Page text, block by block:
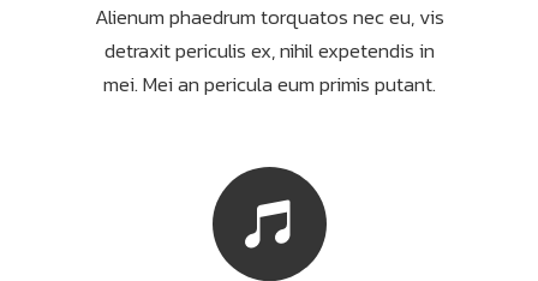
Alienum phaedrum torquatos nec eu, vis
detraxit periculis ex, nihil expetendis in
mei. Mei an pericula eum primis putant.